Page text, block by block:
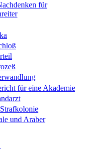
für
für eine Akademie
und Araber